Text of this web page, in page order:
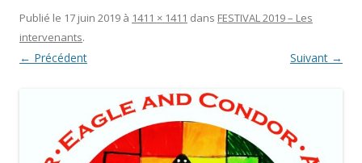
Publié le 17 juin 2019 à 1411 × 1411 dans FESTIVAL 2019 – Les
intervenants.
← Précédent Suivant →